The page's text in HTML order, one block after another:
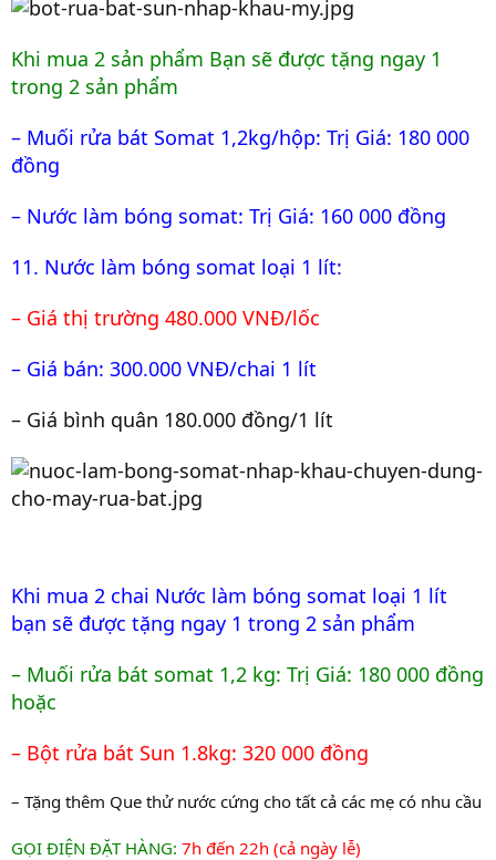
Khi mua 2 sản phẩm Bạn sẽ được tặng ngay 1
trong 2 sản phẩm
– Muối rửa bát Somat 1,2kg/hộp: Trị Giá: 180 000
đồng
– Nước làm bóng somat: Trị Giá: 160 000 đồng
11. Nước làm bóng somat loại 1 lít:
– Giá thị trường 480.000 VNĐ/lốc
– Giá bán: 300.000 VNĐ/chai 1 lít
– Giá bình quân 180.000 đồng/1 lít
Khi mua 2 chai Nước làm bóng somat loại 1 lít
bạn sẽ được tặng ngay 1 trong 2 sản phẩm
– Muối rửa bát somat 1,2 kg: Trị Giá: 180 000 đồng
hoặc
– Bột rửa bát Sun 1.8kg: 320 000 đồng
– Tặng thêm Que thử nước cứng cho tất cả các mẹ có nhu cầu
GỌI ĐIỆN ĐẶT HÀNG: 7h đến 22h (cả ngày lễ)